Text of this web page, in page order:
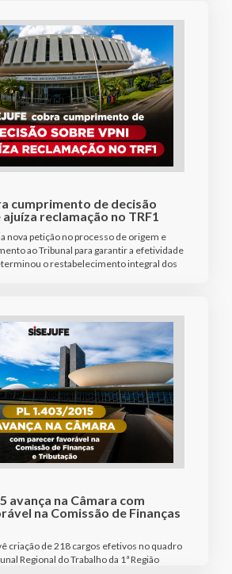
cumprimento de decisão
reclamação no TRF1
nova petição no processo de origem e
ao Tribunal para garantir a efetividade
o restabelecimento integral dos
avança na Câmara com
na Comissão de Finanças
criação de 218 cargos efetivos no quadro
Regional do Trabalho da 1ª Região